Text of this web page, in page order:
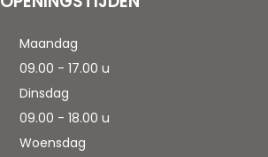
Maandag
09.00 - 17.00 u
Dinsdag
09.00 - 18.00 u
Woensdag